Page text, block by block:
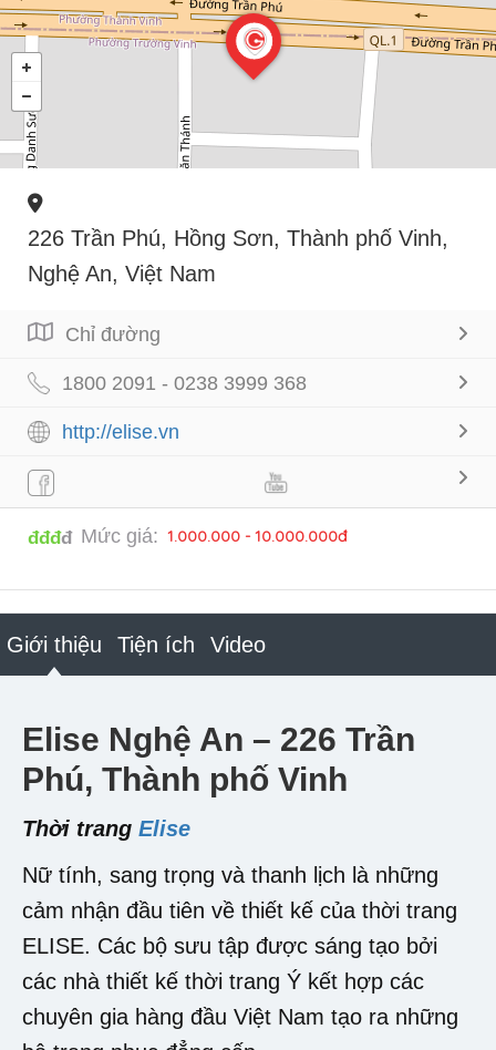
226 Trần Phú, Hồng Sơn, Thành phố Vinh,
Nghệ An, Việt Nam
Chỉ đường
1800 2091 - 0238 3999 368
http://elise.vn
đđđđ Mức giá: 1.000.000 - 10.000.000đ
Giới thiệu Tiện ích Video
Elise Nghệ An – 226 Trần
Phú, Thành phố Vinh
Thời trang Elise
Nữ tính, sang trọng và thanh lịch là những
cảm nhận đầu tiên về thiết kế của thời trang
ELISE. Các bộ sưu tập được sáng tạo bởi
các nhà thiết kế thời trang Ý kết hợp các
chuyên gia hàng đầu Việt Nam tạo ra những